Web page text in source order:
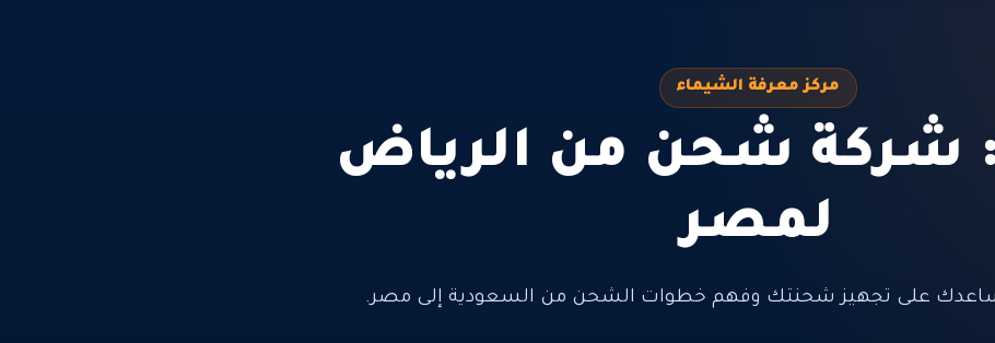
مركز معرفة الشيماء
شركة شحن من الرياض
لمصر
على تجهيز شحنتك وفهم خطوات الشحن من السعودية إلى مصر.